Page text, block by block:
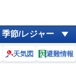
季節/レジャー
天気図 避難情報